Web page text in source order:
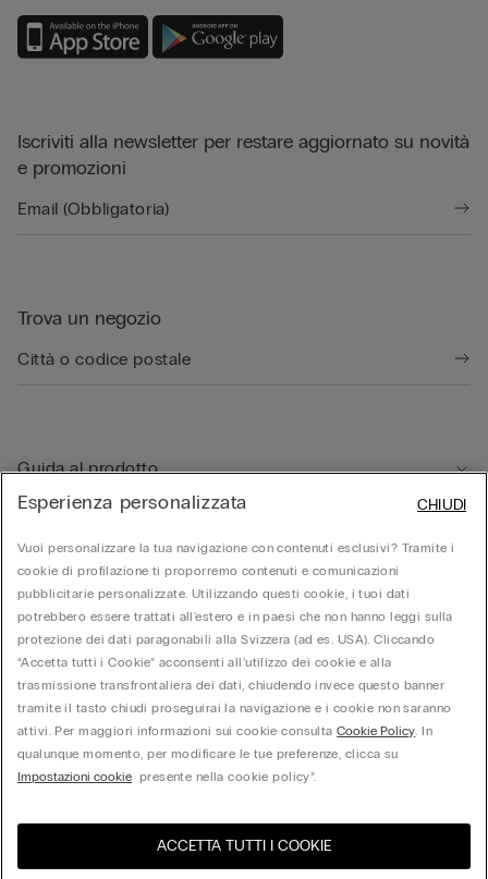
Seleziona la taglia
Iscriviti alla newsletter per restare aggiornato su novità
e promozioni
Trova un negozio
Guida al prodotto
Area Legale
Corporate
Calzedonia Switzerland AG, Wiesenstrasse 5, CH-8952 Schlieren, CHE-287.459.583,
Visita l'e-store del tuo paese United States
Esperienza personalizzata
Vuoi personalizzare la tua navigazione con contenuti esclusivi? Tramite i
cookie di profilazione ti proporremo contenuti e comunicazioni
pubblicitarie personalizzate. Utilizzando questi cookie, i tuoi dati
potrebbero essere trattati all'estero e in paesi che non hanno leggi sulla
protezione dei dati paragonabili alla Svizzera (ad es. USA). Cliccando
“Accetta tutti i Cookie” acconsenti all’utilizzo dei cookie e alla
trasmissione transfrontaliera dei dati, chiudendo invece questo banner
tramite il tasto chiudi proseguirai la navigazione e i cookie non saranno
attivi. Per maggiori informazioni sui cookie consultaCookie Policy. In
qualunque momento, per modificare le tue preferenze, clicca su
Impostazioni cookie presente nella cookie policy”.
ACCETTA TUTTI I COOKIE
CHIUDI